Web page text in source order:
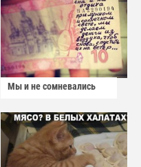
Мы и не сомневались